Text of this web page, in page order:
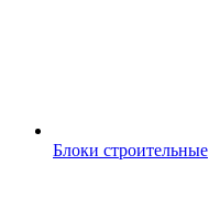
Блоки строительные